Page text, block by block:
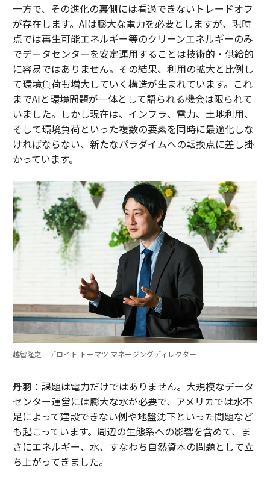
一方で、その進化の裏側には看過できないトレードオフ
が存在します。AIは膨大な電力を必要としますが、現時
点では再生可能エネルギー等のクリーンエネルギーのみ
でデータセンターを安定運用することは技術的・供給的
に容易ではありません。その結果、利用の拡大と比例し
て環境負荷も増大していく構造が生まれています。これ
までAIと環境問題が一体として語られる機会は限られて
いました。しかし現在は、インフラ、電力、土地利用、
そして環境負荷といった複数の要素を同時に最適化しな
ければならない、新たなパラダイムへの転換点に差し掛
かっています。
越智隆之 デロイト トーマツ マネージングディレクター
丹羽 ：課題は電力だけではありません。大規模なデータ
センター運営には膨大な水が必要で、アメリカでは水不
足によって建設できない例や地盤沈下といった問題など
も起こっています。周辺の生態系への影響を含めて、ま
さにエネルギー、水、すなわち自然資本の問題として立
ち上がってきました。